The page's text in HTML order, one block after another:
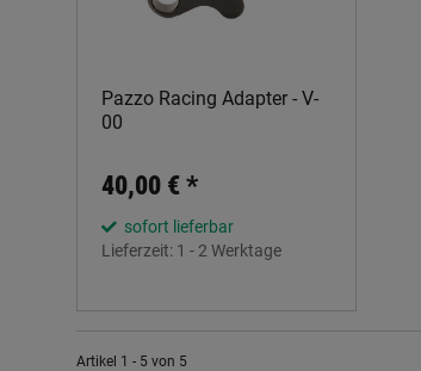
Pazzo Racing Adapter - V-
00
40,00 €*
sofort lieferbar
Lieferzeit: 1 - 2 Werktage
Artikel 1 - 5 von 5